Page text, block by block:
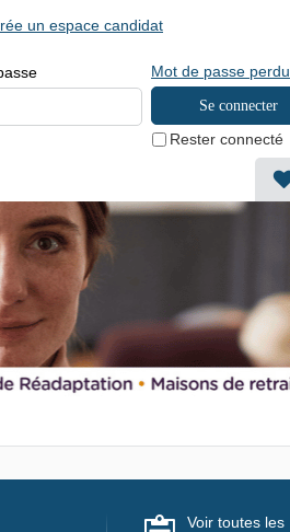
Rester connecté
Mot de passe perdu
un espace candidat
Voir toutes les